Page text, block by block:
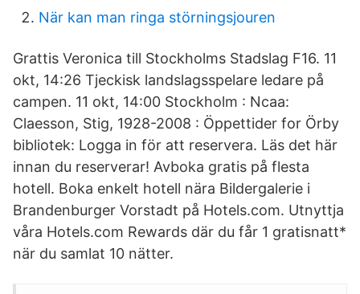
När kan man ringa störningsjouren
Grattis Veronica till Stockholms Stadslag F16. 11
okt, 14:26 Tjeckisk landslagsspelare ledare på
campen. 11 okt, 14:00 Stockholm : Ncaa:
Claesson, Stig, 1928-2008 : Öppettider for Örby
bibliotek: Logga in för att reservera. Läs det här
innan du reserverar! Avboka gratis på flesta
hotell. Boka enkelt hotell nära Bildergalerie i
Brandenburger Vorstadt på Hotels.com. Utnyttja
våra Hotels.com Rewards där du får 1 gratisnatt*
när du samlat 10 nätter.